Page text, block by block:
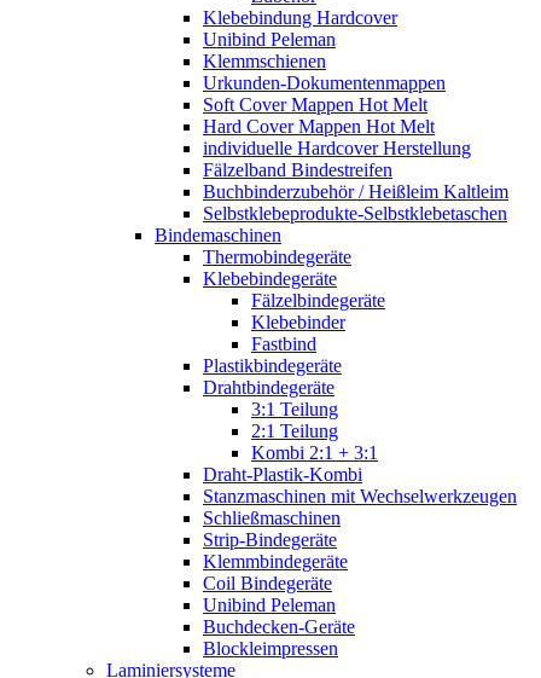
Klebebindung Hardcover
Unibind Peleman
Klemmschienen
Urkunden-Dokumentenmappen
Soft Cover Mappen Hot Melt
Hard Cover Mappen Hot Melt
individuelle Hardcover Herstellung
Fälzelband Bindestreifen
Buchbinderzubehör / Heißleim Kaltleim
Selbstklebeprodukte-Selbstklebetaschen
Bindemaschinen
Thermobindegeräte
Klebebindegeräte
Fälzelbindegeräte
Klebebinder
Fastbind
Plastikbindegeräte
Drahtbindegeräte
3:1 Teilung
2:1 Teilung
Kombi 2:1 + 3:1
Draht-Plastik-Kombi
Stanzmaschinen mit Wechselwerkzeugen
Schließmaschinen
Strip-Bindegeräte
Klemmbindegeräte
Coil Bindegeräte
Unibind Peleman
Buchdecken-Geräte
Blockleimpressen
Laminiersysteme